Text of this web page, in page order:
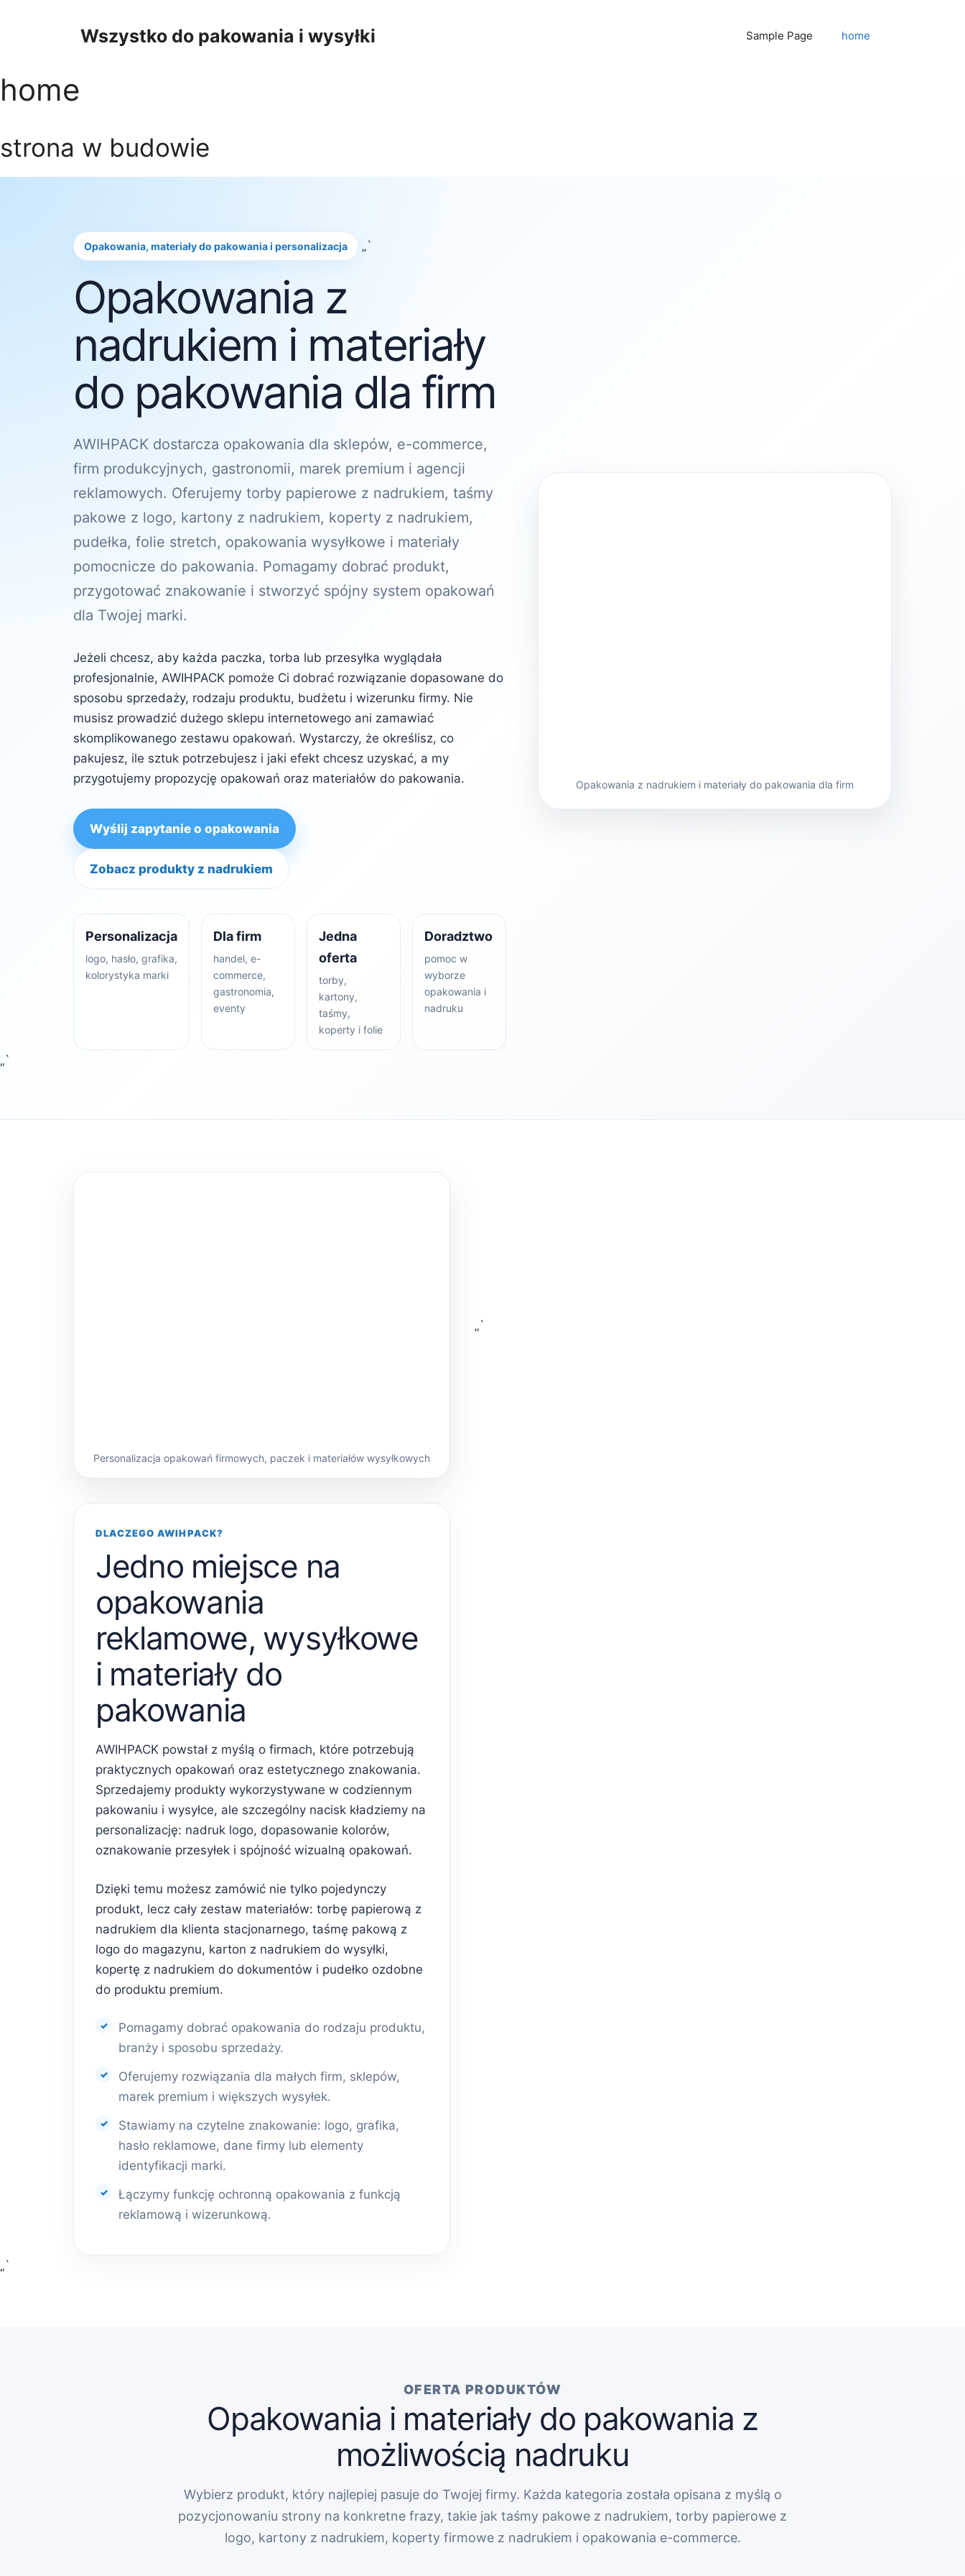
Wszystko do pakowania i wysyłki Sample Page home
home
strona w budowie
Opakowania, materiały do pakowania i personalizacja „`
Opakowania z
nadrukiem i materiały
do pakowania dla firm
AWIHPACK dostarcza opakowania dla sklepów, e-commerce,
firm produkcyjnych, gastronomii, marek premium i agencji
reklamowych. Oferujemy torby papierowe z nadrukiem, taśmy
pakowe z logo, kartony z nadrukiem, koperty z nadrukiem,
pudełka, folie stretch, opakowania wysyłkowe i materiały
pomocnicze do pakowania. Pomagamy dobrać produkt,
przygotować znakowanie i stworzyć spójny system opakowań
dla Twojej marki.
Jeżeli chcesz, aby każda paczka, torba lub przesyłka wyglądała
profesjonalnie, AWIHPACK pomoże Ci dobrać rozwiązanie dopasowane do
sposobu sprzedaży, rodzaju produktu, budżetu i wizerunku firmy. Nie
musisz prowadzić dużego sklepu internetowego ani zamawiać
skomplikowanego zestawu opakowań. Wystarczy, że określisz, co
pakujesz, ile sztuk potrzebujesz i jaki efekt chcesz uzyskać, a my
przygotujemy propozycję opakowań oraz materiałów do pakowania.
Wyślij zapytanie o opakowania
Zobacz produkty z nadrukiem
Personalizacja
logo, hasło, grafika,
kolorystyka marki
Dla firm
handel, e-
commerce,
gastronomia,
eventy
Jedna
oferta
torby,
kartony,
taśmy,
koperty i folie
Doradztwo
pomoc w
wyborze
opakowania i
nadruku
Opakowania z nadrukiem i materiały do pakowania dla firm
„`
Personalizacja opakowań firmowych, paczek i materiałów wysyłkowych
„`
DLACZEGO AWIHPACK?
Jedno miejsce na
opakowania
reklamowe, wysyłkowe
i materiały do
pakowania
AWIHPACK powstał z myślą o firmach, które potrzebują
praktycznych opakowań oraz estetycznego znakowania.
Sprzedajemy produkty wykorzystywane w codziennym
pakowaniu i wysyłce, ale szczególny nacisk kładziemy na
personalizację: nadruk logo, dopasowanie kolorów,
oznakowanie przesyłek i spójność wizualną opakowań.
Dzięki temu możesz zamówić nie tylko pojedynczy
produkt, lecz cały zestaw materiałów: torbę papierową z
nadrukiem dla klienta stacjonarnego, taśmę pakową z
logo do magazynu, karton z nadrukiem do wysyłki,
kopertę z nadrukiem do dokumentów i pudełko ozdobne
do produktu premium.
Pomagamy dobrać opakowania do rodzaju produktu,
branży i sposobu sprzedaży.
Oferujemy rozwiązania dla małych firm, sklepów,
marek premium i większych wysyłek.
Stawiamy na czytelne znakowanie: logo, grafika,
hasło reklamowe, dane firmy lub elementy
identyfikacji marki.
Łączymy funkcję ochronną opakowania z funkcją
reklamową i wizerunkową.
„`
OFERTA PRODUKTÓW
Opakowania i materiały do pakowania z
możliwością nadruku
Wybierz produkt, który najlepiej pasuje do Twojej firmy. Każda kategoria została opisana z myślą o
pozycjonowaniu strony na konkretne frazy, takie jak taśmy pakowe z nadrukiem, torby papierowe z
logo, kartony z nadrukiem, koperty firmowe z nadrukiem i opakowania e-commerce.